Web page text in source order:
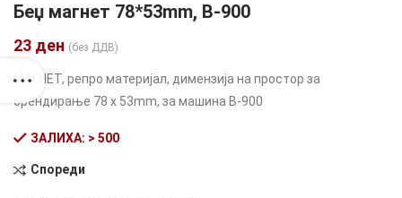
Беџ магнет 78*53mm, B-900
23 ден (без ДДВ)
МАГНЕТ, репро материјал, димензија на простор за
брендирање 78 x 53mm, за машина B-900
ЗАЛИХА: > 500
Alternative:
Спореди